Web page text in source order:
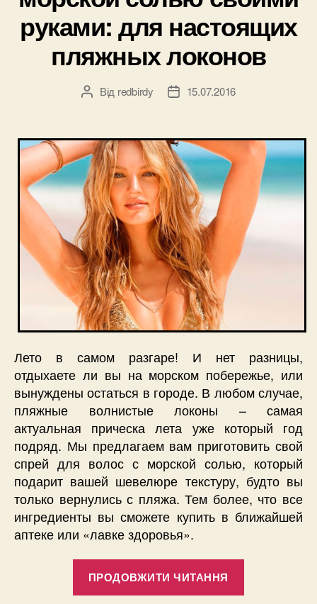
руками: для настоящих
пляжных локонов
Автор
Від redbirdy
Дата15.07.2016
Лето в самом разгаре! И нет разницы,
отдыхаете ли вы на морском побережье, или
вынуждены остаться в городе. В любом случае,
пляжные волнистые локоны – самая
актуальная прическа лета уже который год
подряд. Мы предлагаем вам приготовить свой
спрей для волос с морской солью, который
подарит вашей шевелюре текстуру, будто вы
только вернулись с пляжа. Тем более, что все
ингредиенты вы сможете купить в ближайшей
аптеке или «лавке здоровья».
ПРОДОВЖИТИ ЧИТАННЯ